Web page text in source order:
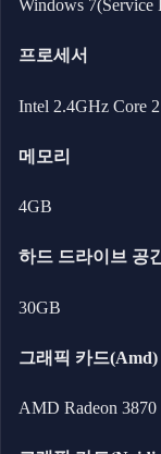
Windows 7(Service
프로세서
Intel 2.4GHz Core
메모리
4GB
하드 드라이브 공
30GB
그래픽 카드(Amd)
AMD Radeon